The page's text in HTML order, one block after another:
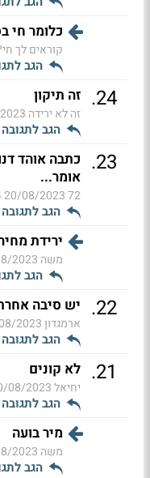
כלומר חי
קוראים לך
הגב
24
. זה תיקון
זה לא ירידה 16:50
הגב לתגובה
23
. כתבה אוהד
אומר...
72
20/08/2023 14:34
הגב לתגובה
ירידת
משה 16:16
הגב
22
. יש סיבה
ארמגדון14:26
הגב לתגובה
21
. לא קונים
יחיאל2023 13:34
הגב לתגובה
מיר בועה
משה 16:17
הגב